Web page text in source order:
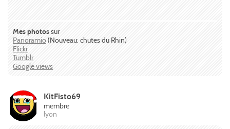
Mes photossur
Panoramio(Nouveau: chutes du Rhin)
Flickr
Tumblr
Google views
KitFisto69
membre
lyon